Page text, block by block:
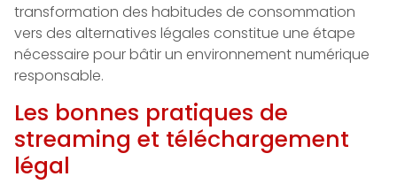
transformation des habitudes de consommation
vers des alternatives légales constitue une étape
nécessaire pour bâtir un environnement numérique
responsable.
Les bonnes pratiques de
streaming et téléchargement
légal